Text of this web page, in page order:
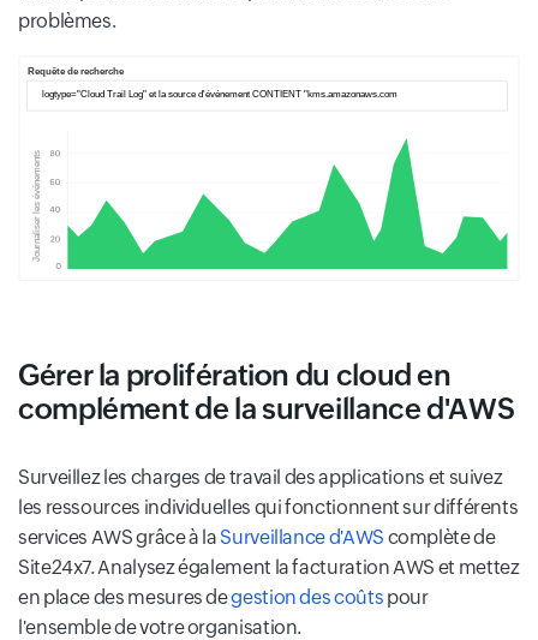
problèmes.
Gérer la prolifération du cloud en
complément de la surveillance d'AWS
Surveillez les charges de travail des applications et suivez
les ressources individuelles qui fonctionnent sur différents
services AWS grâce à la Surveillance d'AWS complète de
Site24x7. Analysez également la facturation AWS et mettez
en place des mesures degestion des coûts pour
l'ensemble de votre organisation.